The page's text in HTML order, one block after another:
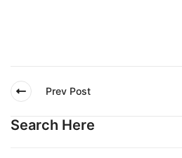
Prev Post
Search Here